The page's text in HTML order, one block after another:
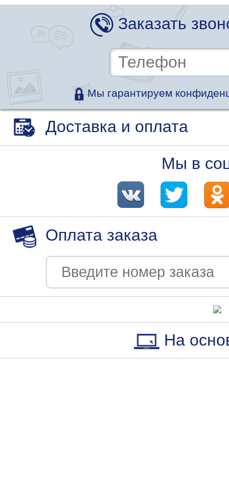
Заказать
Мы гарантируем
Доставка и оплата
Мы в
Оплата заказа
На